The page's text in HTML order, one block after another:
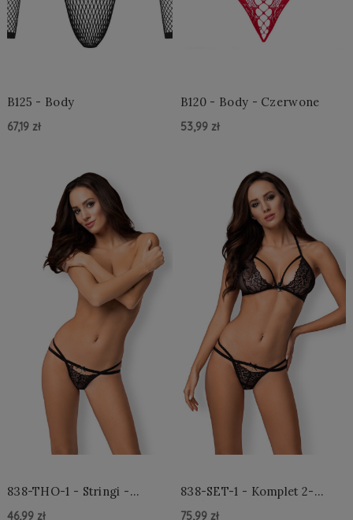
B125 - Body
67,19 zł
B120 - Body - Czerwone
53,99 zł
838-THO-1 - Stringi -
46,99 zł
838-SET-1 - Komplet 2-
75,99 zł